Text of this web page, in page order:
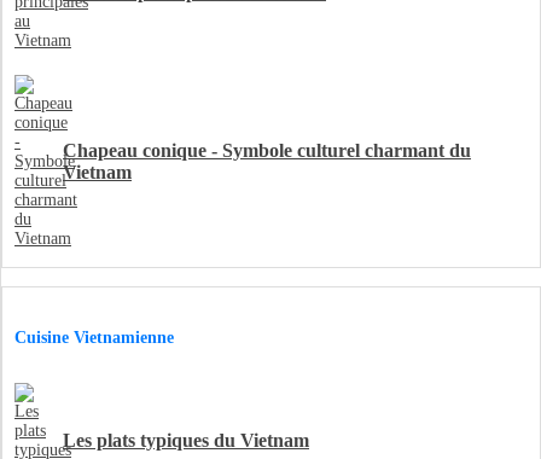
Chapeau conique - Symbole culturel charmant du
Vietnam
Cuisine Vietnamienne
Les plats typiques du Vietnam